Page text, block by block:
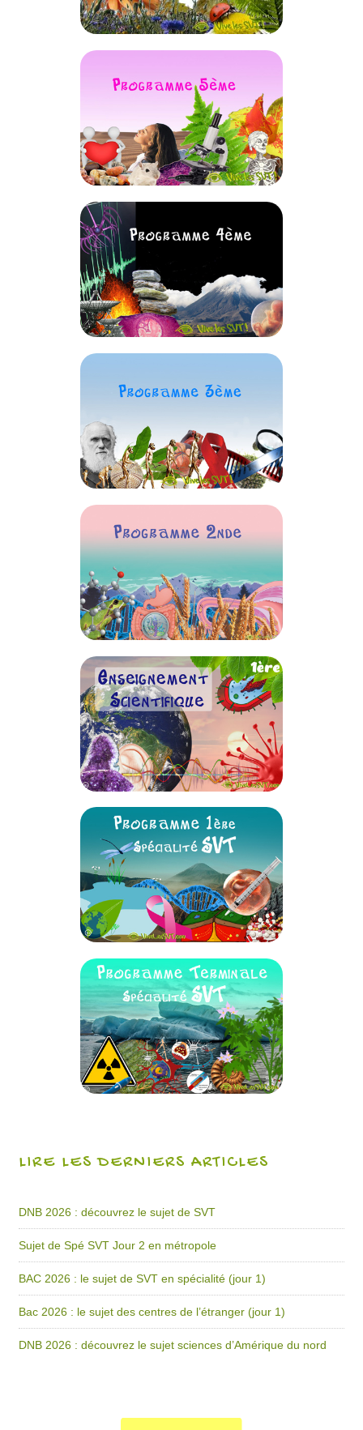
LIRE LES DERNIERS ARTICLES
DNB 2026 : découvrez le sujet de SVT
Sujet de Spé SVT Jour 2 en métropole
BAC 2026 : le sujet de SVT en spécialité (jour 1)
Bac 2026 : le sujet des centres de l’étranger (jour 1)
DNB 2026 : découvrez le sujet sciences d’Amérique du nord